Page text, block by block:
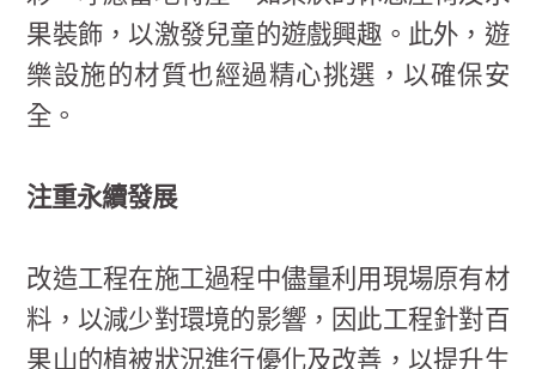
果裝飾，以激發兒童的遊戲興趣。此外，遊
樂設施的材質也經過精心挑選，以確保安
全。
注重永續發展
改造工程在施工過程中儘量利用現場原有材
料，以減少對環境的影響，因此工程針對百
果山的植被狀況進行優化及改善，以提升生